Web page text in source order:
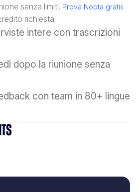
senza limiti. Prova Noota gratis
richiesta.
intere con trascrizioni
dopo la riunione senza
con team in 80+ lingue